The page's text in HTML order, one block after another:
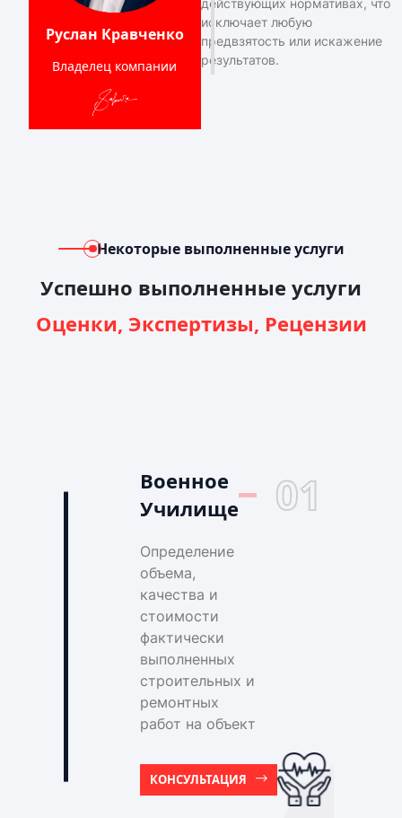
Руслан Кравченко
Владелец компании
действующих нормативах, что
исключает любую
предвзятость или искажение
результатов.
Некоторые выполненные услуги
Успешно выполненные услуги
Оценки, Экспертизы, Рецензии
Военное
Училище
01
Определение
объема,
качества и
стоимости
фактически
выполненных
строительных и
ремонтных
работ на объект
КОНСУЛЬТАЦИЯ